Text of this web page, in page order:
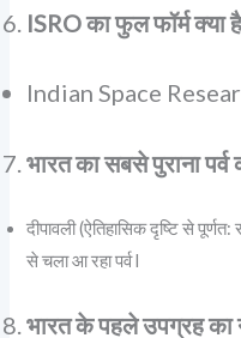
ISRO का फुल फॉर्म क्या
Indian Space
भारत का सबसे पुराना पर्व
दीपावली (ऐतिहासिक दृष्टि से
से चला आ रहा पर्व l
भारत के पहले उपग्रह का